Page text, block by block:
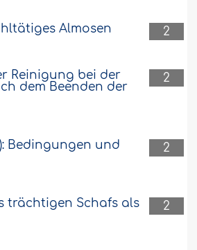
2
Almosen
2
Reinigung bei der
dem Beenden der
2
Bedingungen und
2
trächtigen Schafs als